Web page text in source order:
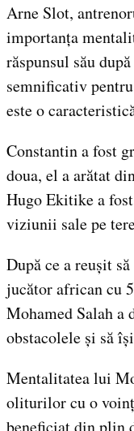
Arne Slot,
importanța
răspunsul său
semnificativ
este o
Constantin a fost
doua, el a arătat
Hugo Ekitike a
viziunii sale pe
După ce a reușit
jucător african cu
Mohamed Salah a
obstacolele și să
Mentalitatea lui
oliturilor cu o
beneficiat din plin